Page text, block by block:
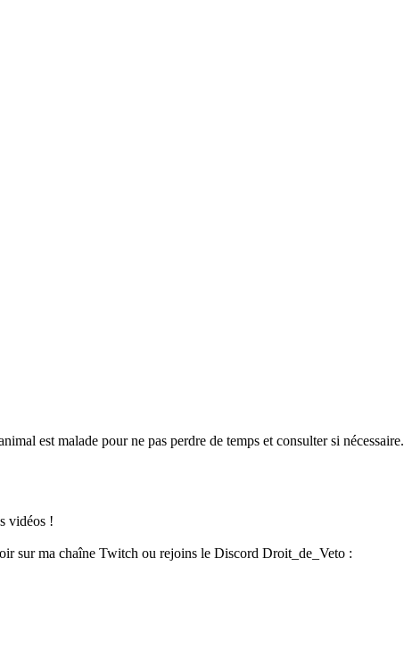
est malade pour ne pas perdre de temps et consulter si nécessaire.
vidéos !
sur ma chaîne Twitch ou rejoins le Discord Droit_de_Veto :